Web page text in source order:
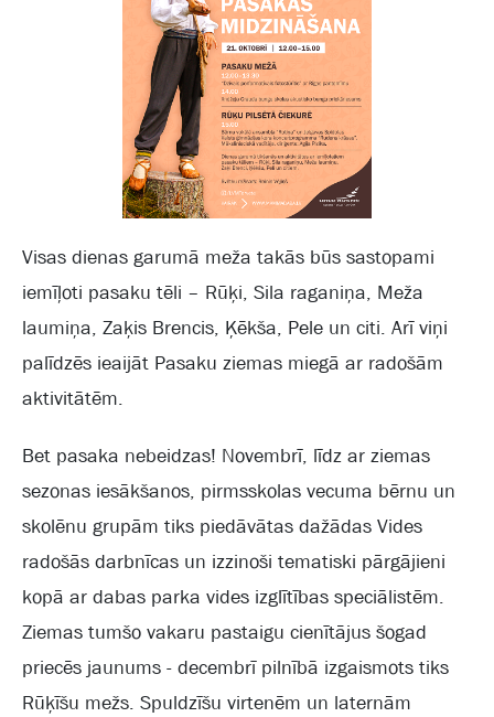
Visas dienas garumā meža takās būs sastopami
iemīļoti pasaku tēli – Rūķi, Sila raganiņa, Meža
laumiņa, Zaķis Brencis, Ķēkša, Pele un citi. Arī viņi
palīdzēs ieaijāt Pasaku ziemas miegā ar radošām
aktivitātēm.
Bet pasaka nebeidzas! Novembrī, līdz ar ziemas
sezonas iesākšanos, pirmsskolas vecuma bērnu un
skolēnu grupām tiks piedāvātas dažādas Vides
radošās darbnīcas un izzinoši tematiski pārgājieni
kopā ar dabas parka vides izglītības speciālistēm.
Ziemas tumšo vakaru pastaigu cienītājus šogad
priecēs jaunums - decembrī pilnībā izgaismots tiks
Rūķīšu mežs. Spuldzīšu virtenēm un laternām